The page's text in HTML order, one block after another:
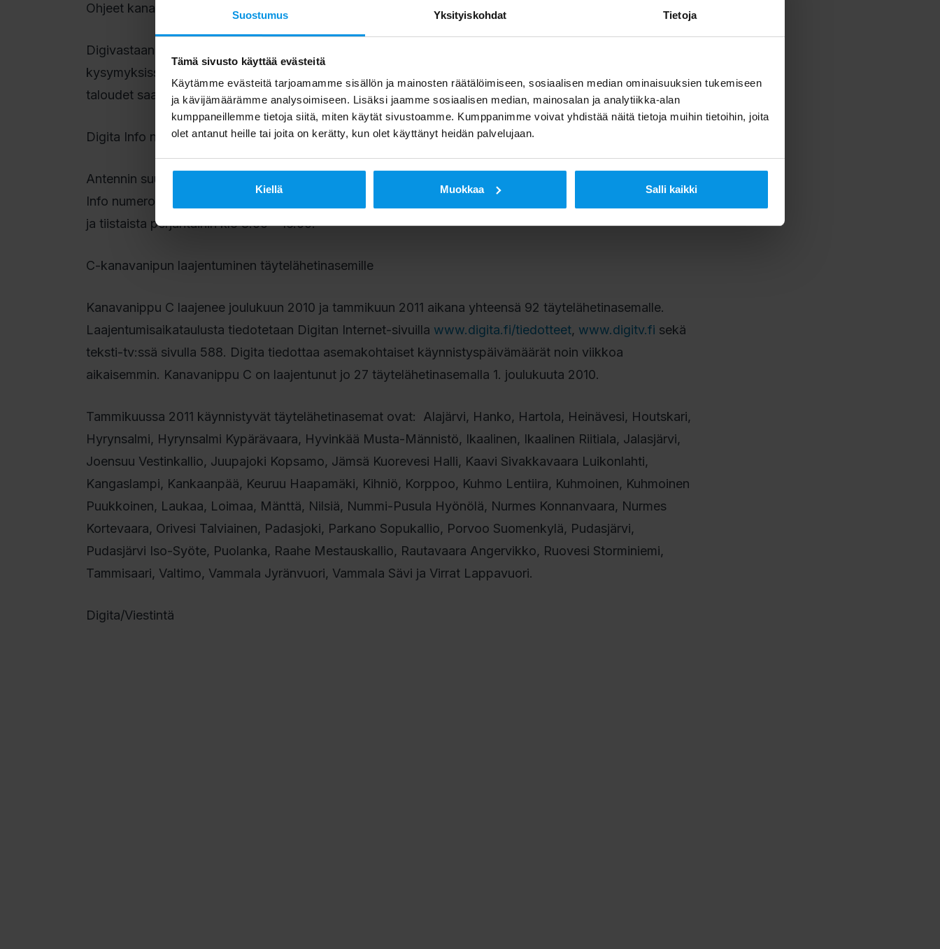
Suostumus Yksityiskohdat Tietoja
Tämä sivusto käyttää evästeitä
Käytämme evästeitä tarjoamamme sisällön ja mainosten räätälöimiseen, sosiaalisen median ominaisuuksien tukemiseen
ja kävijämäärämme analysoimiseen. Lisäksi jaamme sosiaalisen median, mainosalan ja analytiikka-alan
kumppaneillemme tietoja siitä, miten käytät sivustoamme. Kumppanimme voivat yhdistää näitä tietoja muihin tietoihin, joita
olet antanut heille tai joita on kerätty, kun olet käyttänyt heidän palvelujaan.
Kiellä Muokkaa Salli kaikki
Ohjeet kanavien viritykseen löytyvät laitteen käyttöoppaasta.
Digivastaanottimien ja vastaanottolaitteiden ongelmatilanteissa ja perusasennuksiin liittyvissä
kysymyksissä kuluttajaa palvelevat myös laitteen myyjät, laitevalmistajat sekä maahantuojat. Kaapeli-tv-
taloudet saavat neuvoja oman kaapeli-tv-operaattorin asiakaspalvelusta.
Digita Info neuvoo
Antennin suuntauksessa ja antenni-tv-verkon näkyvyysasioissa auttaa Digitan neuvontapalvelu Digita
Info numerossa 020 411 7676 tai sähköpostitse osoitteessa
ja tiistaista perjantaihin klo 8.00 – 16.00.
C-kanavanipun laajentuminen täytelähetinasemille
Kanavanippu C laajenee joulukuun 2010 ja tammikuun 2011 aikana yhteensä 92 täytelähetinasemalle.
Laajentumisaikataulusta tiedotetaan Digitan Internet-sivuilla www.digita.fi/tiedotteet, www.digitv.fi sekä
teksti-tv:ssä sivulla 588. Digita tiedottaa asemakohtaiset käynnistyspäivämäärät noin viikkoa
aikaisemmin. Kanavanippu C on laajentunut jo 27 täytelähetinasemalla 1. joulukuuta 2010.
Tammikuussa 2011 käynnistyvät täytelähetinasemat ovat: Alajärvi, Hanko, Hartola, Heinävesi, Houtskari,
Hyrynsalmi, Hyrynsalmi Kypärävaara, Hyvinkää Musta-Männistö, Ikaalinen, Ikaalinen Riitiala, Jalasjärvi,
Joensuu Vestinkallio, Juupajoki Kopsamo, Jämsä Kuorevesi Halli, Kaavi Sivakkavaara Luikonlahti,
Kangaslampi, Kankaanpää, Keuruu Haapamäki, Kihniö, Korppoo, Kuhmo Lentiira, Kuhmoinen, Kuhmoinen
Puukkoinen, Laukaa, Loimaa, Mänttä, Nilsiä, Nummi-Pusula Hyönölä, Nurmes Konnanvaara, Nurmes
Kortevaara, Orivesi Talviainen, Padasjoki, Parkano Sopukallio, Porvoo Suomenkylä, Pudasjärvi,
Pudasjärvi Iso-Syöte, Puolanka, Raahe Mestauskallio, Rautavaara Angervikko, Ruovesi Storminiemi,
Tammisaari, Valtimo, Vammala Jyränvuori, Vammala Sävi ja Virrat Lappavuori.
Digita/Viestintä